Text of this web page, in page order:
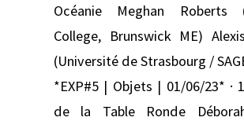
Océanie Meghan Roberts
College, Brunswick ME)
(Université de Strasbourg /
*EXP#5 | Objets | 01/06/23* ·
de la Table Ronde